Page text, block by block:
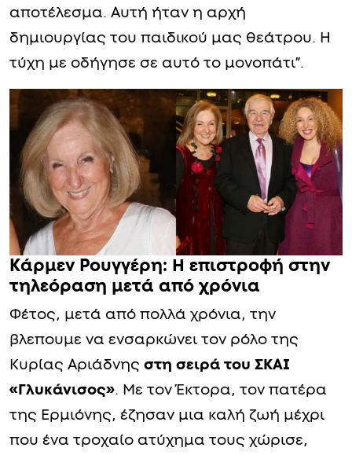
αποτέλεσμα. Αυτή ήταν η αρχή
δημιουργίας του παιδικού μας θεάτρου. Η
τύχη με οδήγησε σε αυτό το μονοπάτι”.
Kάρμεν Ρουγγέρη: Η επιστροφή στην
τηλεόραση μετά από χρόνια
Φέτος, μετά από πολλά χρόνια, την
βλεπουμε να ενσαρκώνει τον ρόλο της
Κυρίας Αριάδνης στη σειρά του ΣΚΑΙ
«Γλυκάνισος». Με τον Έκτορα, τον πατέρα
της Ερμιόνης, έζησαν μια καλή ζωή μέχρι
που ένα τροχαίο ατύχημα τους χώρισε,